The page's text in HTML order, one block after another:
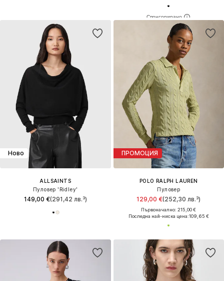
Ново
ALLSAINTS
Пуловер 'Ridley'
149,00 €(291,42 лв.³)
ПРОМОЦИЯ
POLO RALPH LAUREN
Пуловер
129,00 €(252,30 лв.³)
Първоначално: 215,00 €
Последна най-ниска цена:109,65 €